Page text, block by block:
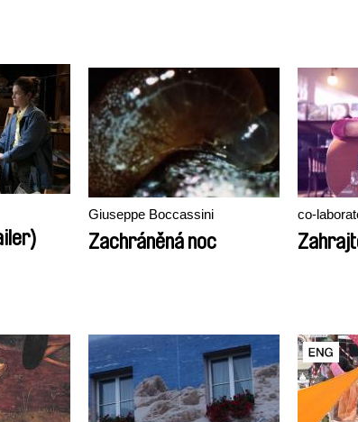
Giuseppe Boccassini
Zachráněná noc
co-